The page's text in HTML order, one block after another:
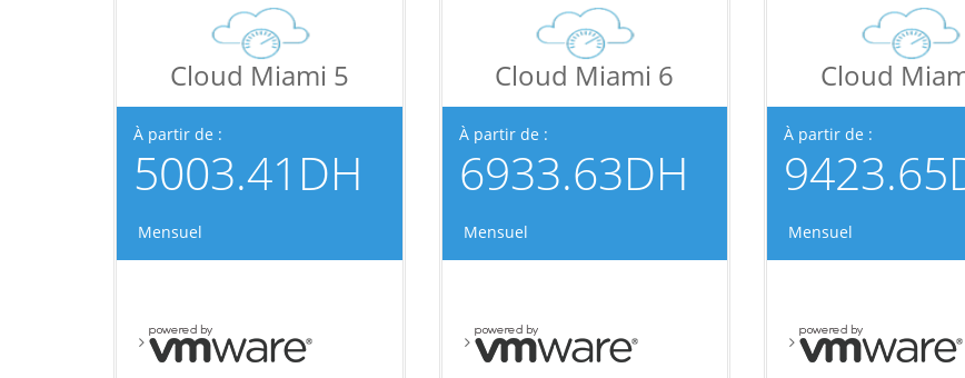
Cloud Miami 5
À partir de :
5003.41DH
Mensuel
Cloud Miami 6
À partir de :
6933.63DH
Mensuel
Cloud
À partir de :
Mensuel